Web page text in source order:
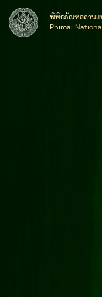
พิพิธภัณฑสถานแ
Phimai